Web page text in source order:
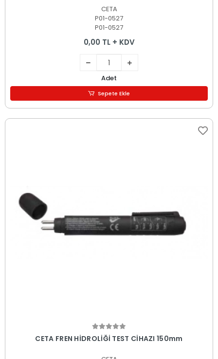
CETA
P01-0527
P01-0527
0,00 TL + KDV
Adet
Sepete Ekle
Sepete Ekle
CETA FREN HİDROLİĞİ TEST CİHAZI 150mm